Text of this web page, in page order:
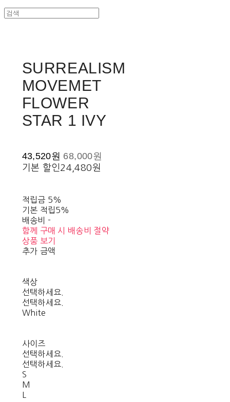
SURREALISM
MOVEMET
FLOWER
STAR 1 IVY
43,520원 68,000원
기본 할인24,480원
적립금 5%
기본 적립5%
배송비 -
함께 구매 시 배송비 절약
상품 보기
추가 금액
색상
선택하세요.
선택하세요.
White
사이즈
선택하세요.
선택하세요.
S
M